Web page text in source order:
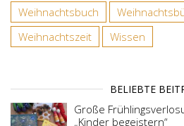
Weihnachtsbuch
Weihnachtszeit
Wissen
BELIEBTE
Große
„Kinder begeistern“